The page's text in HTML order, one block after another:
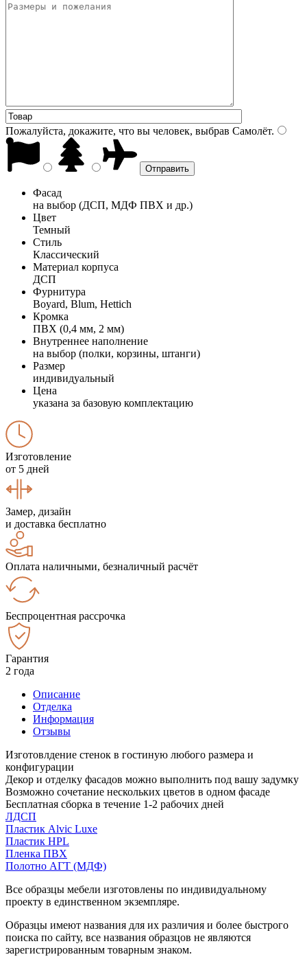
Пожалуйста, докажите, что вы человек, выбрав Самолёт.
Фасад
на выбор (ДСП, МДФ ПВХ и др.)
Цвет
Темный
Стиль
Классический
Материал корпуса
ДСП
Фурнитура
Boyard, Blum, Hettich
Кромка
ПВХ (0,4 мм, 2 мм)
Внутреннее наполнение
на выбор (полки, корзины, штанги)
Размер
индивидуальный
Цена
указана за базовую комплектацию
Изготовление
от 5 дней
Замер, дизайн
и доставка бесплатно
Оплата наличными, безналичный расчёт
Беспроцентная рассрочка
Гарантия
2 года
Описание
Отделка
Информация
Отзывы
Изготовлдение стенок в гостиную любого размера и
конфигурации
Декор и отделку фасадов можно выполнить под вашу задумку
Возможно сочетание нескольких цветов в одном фасаде
Бесплатная сборка в течение 1-2 рабочих дней
ЛДСП
Пластик Alvic Luxe
Пластик HPL
Пленка ПВХ
Полотно АГТ (МДФ)
Все образцы мебели изготовлены по индивидуальному
проекту в единственном экземпляре.
Образцы имеют названия для их различия и более быстрого
поиска по сайту, все названия образцов не являются
зарегистрированным товарным знаком.